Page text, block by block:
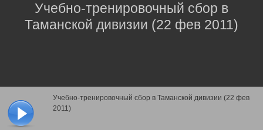
Учебно-тренировочный сбор в Таманской дивизии (22 фев
2011)
Учебно-тренировочный сбор в
Таманской дивизии (22 фев 2011)